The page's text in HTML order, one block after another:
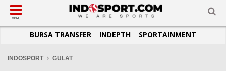
SUB-MENU
SEPAKBOLA
SUB-MENU
SPORTAINMENT
SUB-MENU
OTOMOTIF
SUB-MENU
BASKET
SUB-MENU
JADWAL
SUB-MENU
TOPIK HARI INI
MENU
BURSA TRANSFER INDEPTH SPORTAINMENT
INDOSPORT GULAT